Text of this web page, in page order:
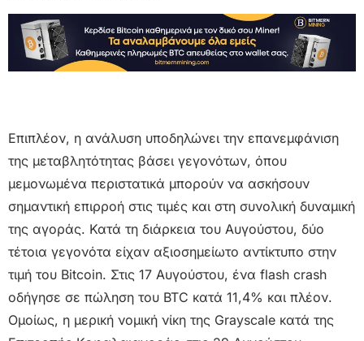
Επιπλέον, η ανάλυση υποδηλώνει την επανεμφάνιση
της μεταβλητότητας βάσει γεγονότων, όπου
μεμονωμένα περιστατικά μπορούν να ασκήσουν
σημαντική επιρροή στις τιμές και στη συνολική δυναμική
της αγοράς. Κατά τη διάρκεια του Αυγούστου, δύο
τέτοια γεγονότα είχαν αξιοσημείωτο αντίκτυπο στην
τιμή του Bitcoin. Στις 17 Αυγούστου, ένα flash crash
οδήγησε σε πώληση του BTC κατά 11,4% και πλέον.
Ομοίως, η μερική νομική νίκη της Grayscale κατά της